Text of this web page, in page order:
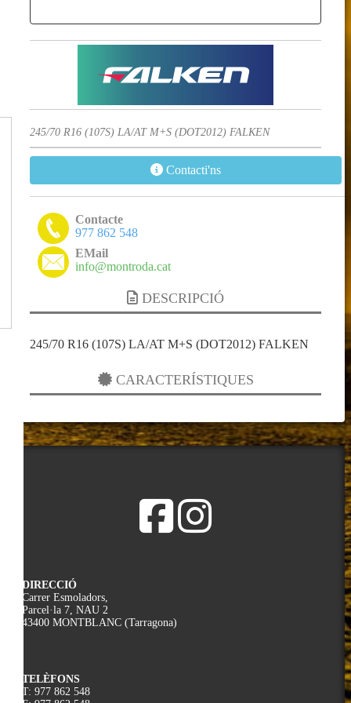
245/70 R16 (107S) LA/AT M+S (DOT2012) FALKEN
Contacti'ns
Contacte
977 862 548
EMail
info@montroda.cat
DESCRIPCIÓ
245/70 R16 (107S) LA/AT M+S (DOT2012) FALKEN
CARACTERÍSTIQUES
DIRECCIÓ
Carrer Esmoladors,
Parcel·la 7, NAU 2
43400 MONTBLANC (Tarragona)
TELÈFONS
T: 977 862 548